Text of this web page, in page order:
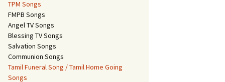
TPM Songs
FMPB Songs
Angel TV Songs
Blessing TV Songs
Salvation Songs
Communion Songs
Tamil Funeral Song / Tamil Home Going
Songs